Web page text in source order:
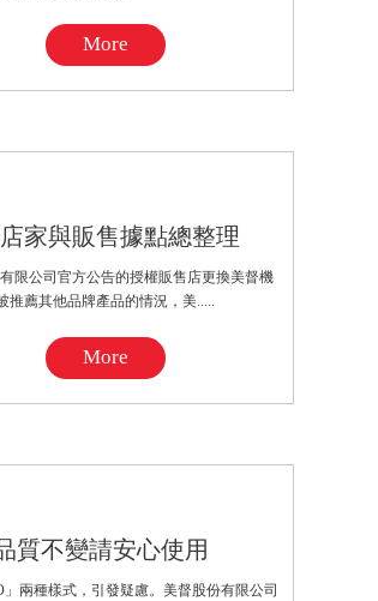
More
家與販售據點總整理
限公司官方公告的授權販售店更換美督機
推薦其他品牌產品的情況，美.....
More
質不變請安心使用
兩種樣式，引發疑慮。美督股份有限公司